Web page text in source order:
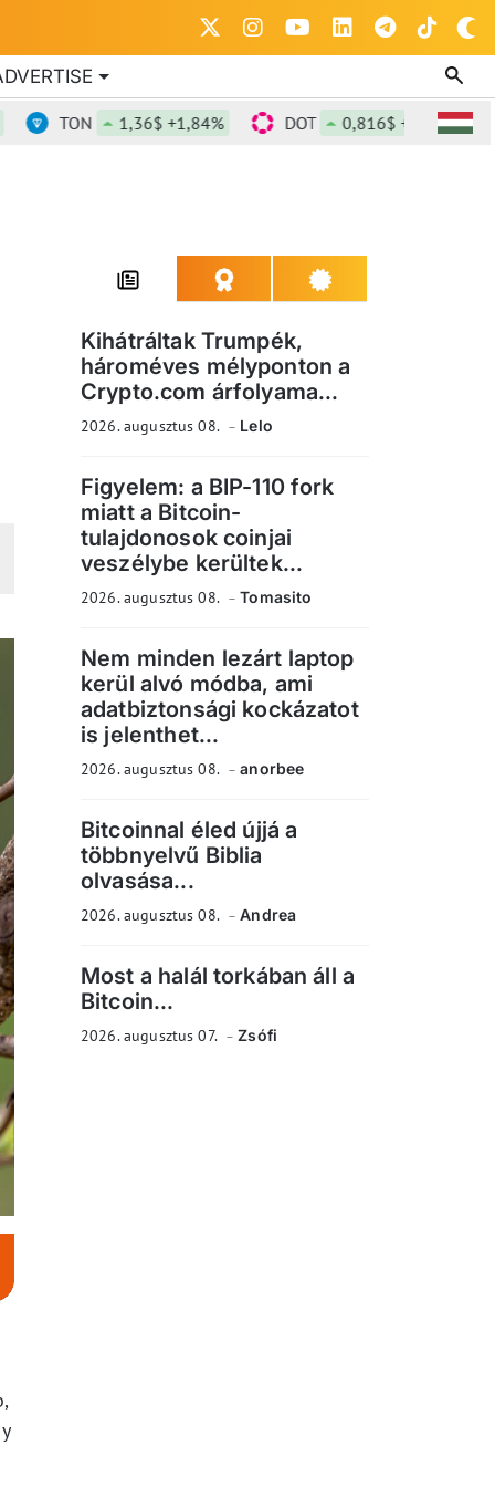
TON 1,36$ +1,84% DOT 0,816$ +0,74%
Kihátráltak Trumpék,
hároméves mélyponton a
Crypto.com árfolyama...
2026. augusztus 08. Lelo
Figyelem: a BIP-110 fork
miatt a Bitcoin-
tulajdonosok coinjai
veszélybe kerültek...
2026. augusztus 08. Tomasito
Nem minden lezárt laptop
kerül alvó módba, ami
adatbiztonsági kockázatot
is jelenthet...
2026. augusztus 08. anorbee
Bitcoinnal éled újjá a
többnyelvű Biblia
olvasása...
2026. augusztus 08. Andrea
Most a halál torkában áll a
Bitcoin...
2026. augusztus 07. Zsófi